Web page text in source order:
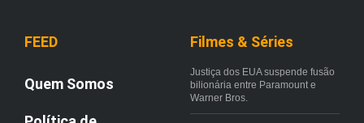
FEED
Quem Somos
Filmes & Séries
Justiça dos EUA suspende fusão
bilionária entre Paramount e
Warner Bros.